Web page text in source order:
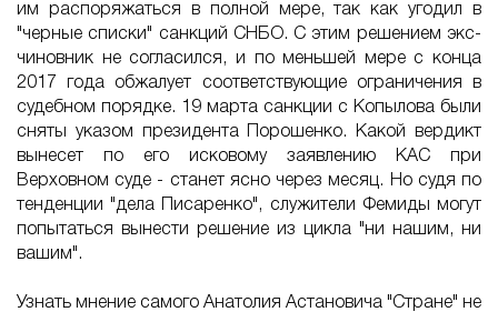
им распоряжаться в полной мере, так как угодил в
"черные списки" санкций СНБО. С этим решением экс-
чиновник не согласился, и по меньшей мере с конца
2017 года обжалует соответствующие ограничения в
судебном порядке. 19 марта санкции с Копылова были
сняты указом президента Порошенко. Какой вердикт
вынесет по его исковому заявлению КАС при
Верховном суде - станет ясно через месяц. Но судя по
тенденции "дела Писаренко", служители Фемиды могут
попытаться вынести решение из цикла "ни нашим, ни
вашим".
Узнать мнение самого Анатолия Астановича "Стране" не